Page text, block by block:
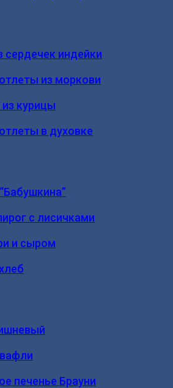
индейки
из моркови
курицы
в духовке
с лисичками
и сыром
печенье Брауни